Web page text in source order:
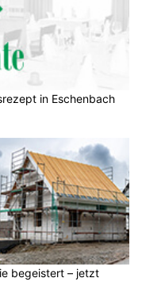
in Eschenbach
begeistert – jetzt